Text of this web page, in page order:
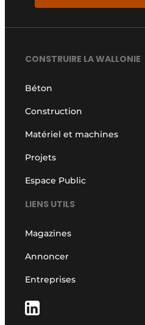
CONSTRUIRE LA WALLONIE
Béton
Construction
Matériel et machines
Projets
Espace Public
LIENS UTILS
Magazines
Annoncer
Entreprises